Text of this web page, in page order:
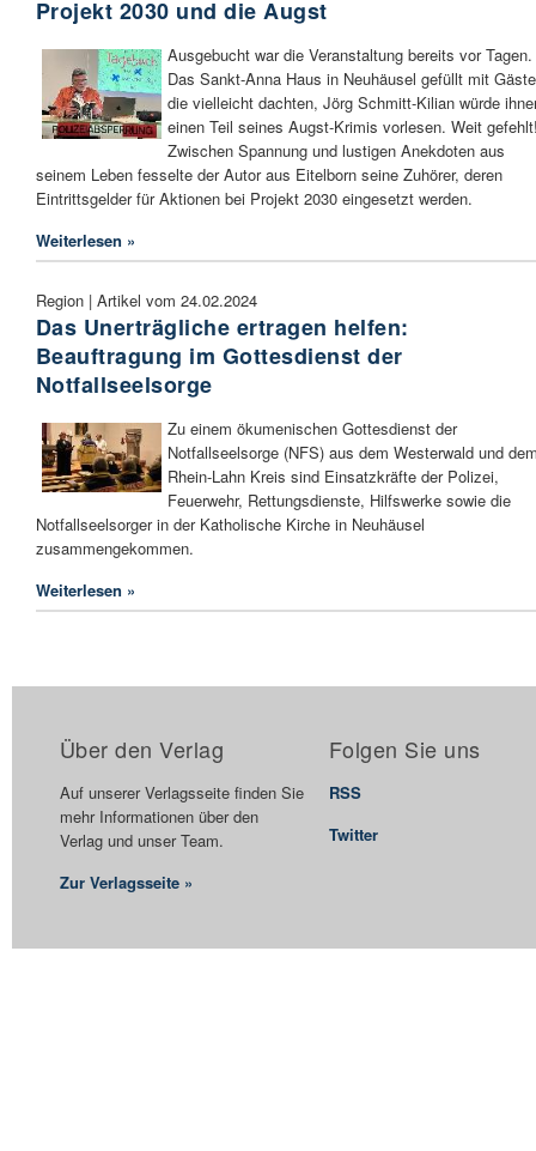
Projekt 2030 und die Augst
Ausgebucht war die Veranstaltung bereits vor Tagen.
Das Sankt-Anna Haus in Neuhäusel gefüllt mit
die vielleicht dachten, Jörg Schmitt-Kilian würde
einen Teil seines Augst-Krimis vorlesen. Weit
Zwischen Spannung und lustigen Anekdoten aus
seinem Leben fesselte der Autor aus Eitelborn seine Zuhörer, deren
Eintrittsgelder für Aktionen bei Projekt 2030 eingesetzt werden.
Weiterlesen »
Region | Artikel vom 24.02.2024
Das Unerträgliche ertragen helfen:
Beauftragung im Gottesdienst der
Notfallseelsorge
Zu einem ökumenischen Gottesdienst der
Notfallseelsorge (NFS) aus dem Westerwald und
Rhein-Lahn Kreis sind Einsatzkräfte der Polizei,
Feuerwehr, Rettungsdienste, Hilfswerke sowie die
Notfallseelsorger in der Katholische Kirche in Neuhäusel
zusammengekommen.
Weiterlesen »
Über den Verlag
Auf unserer Verlagsseite finden Sie
mehr Informationen über den
Verlag und unser Team.
Zur Verlagsseite »
Folgen Sie uns
RSS
Twitter